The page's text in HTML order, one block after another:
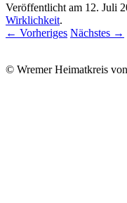
Veröffentlicht am 12. Juli
Wirklichkeit.
← Vorheriges Nächstes →
© Wremer Heimatkreis